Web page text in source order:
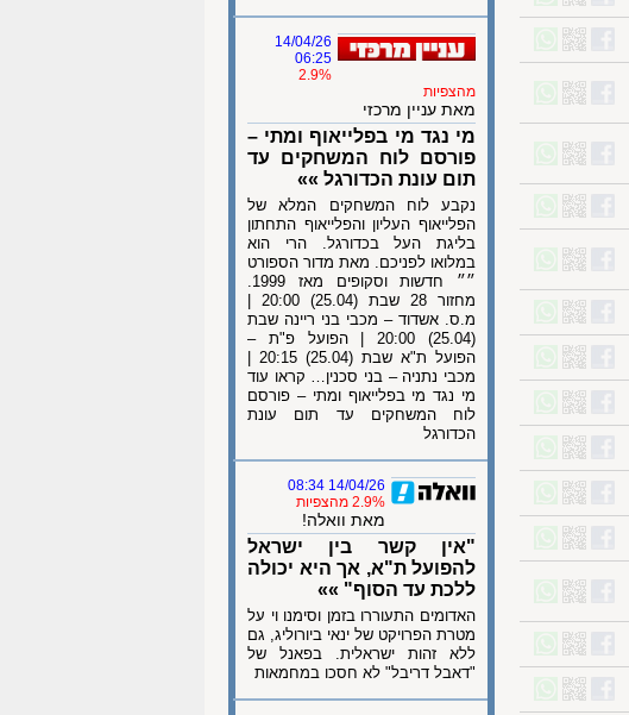
14/04/26
06:25
2.9%
מהצפיות
מאת עניין מרכזי
מי נגד מי בפלייאוף ומתי –
פורסם לוח המשחקים עד
תום עונת הכדורגל »»
נקבע לוח המשחקים המלא של
הפלייאוף העליון והפלייאוף התחתון
בליגת העל בכדורגל. הרי הוא
במלואו לפניכם. מאת מדור הספורט
״״ חדשות וסקופים מאז 1999.
מ.ס. אשדוד – מכבי בני ריינה שבת
(25.04) 20:00 | הפועל פ"ת –
מכבי נתניה – בני סכנין… קראו עוד
מי נגד מי בפלייאוף ומתי – פורסם
לוח המשחקים עד תום עונת
הכדורגל
14/04/26 08:34
2.9% מהצפיות
מאת וואלה!
"אין קשר בין ישראל
להפועל ת"א, אך היא יכולה
ללכת עד הסוף" »»
האדומים התעוררו בזמן וסימנו וי על
מטרת הפרויקט של ינאי ביורוליג, גם
ללא זהות ישראלית. בפאנל של
"דאבל דריבל" לא חסכו במחמאות